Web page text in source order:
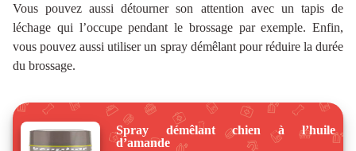
Vous pouvez aussi détourner son attention avec un tapis de
léchage qui l’occupe pendant le brossage par exemple. Enfin,
vous pouvez aussi utiliser un spray démêlant pour réduire la durée
du brossage.
Spray démêlant chien à l’huile
d’amande